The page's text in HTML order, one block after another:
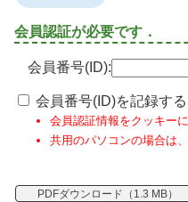
会員認証が必要です．
会員番号(ID):
会員番号(ID)を記録す
会員認証情報をクッキー
共用のパソコンの場合は
PDFダウンロード（1.3 MB）